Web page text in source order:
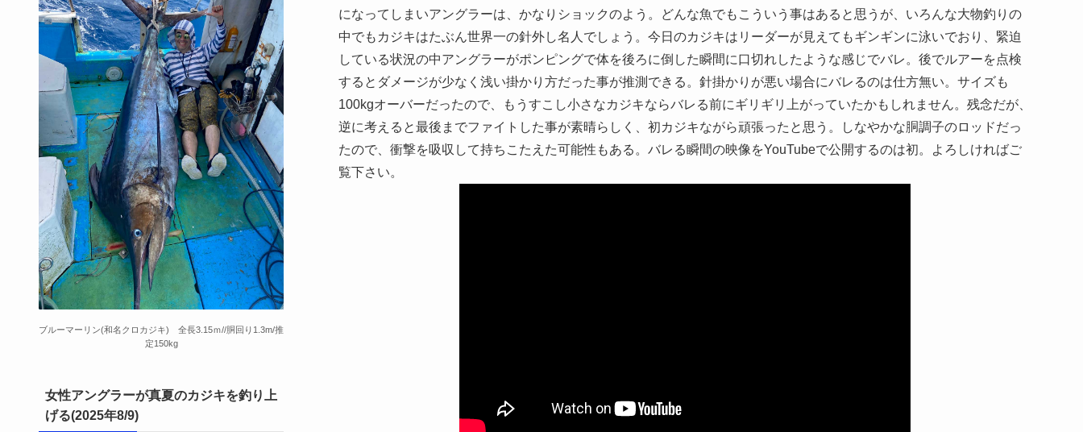
になってしまいアングラーは、かなりショックのよう。どんな魚でもこういう事はあると思うが、いろんな大物釣りの
中でもカジキはたぶん世界一の針外し名人でしょう。今日のカジキはリーダーが見えてもギンギンに泳いでおり、緊迫
している状況の中アングラーがポンピングで体を後ろに倒した瞬間に口切れしたような感じでバレ。後でルアーを点検
するとダメージが少なく浅い掛かり方だった事が推測できる。針掛かりが悪い場合にバレるのは仕方無い。サイズも
100kgオーバーだったので、もうすこし小さなカジキならバレる前にギリギリ上がっていたかもしれません。残念だが、
逆に考えると最後までファイトした事が素晴らしく、初カジキながら頑張ったと思う。しなやかな胴調子のロッドだっ
たので、衝撃を吸収して持ちこたえた可能性もある。バレる瞬間の映像をYouTubeで公開するのは初。よろしければご
覧下さい。
ブルーマーリン(和名クロカジキ) 全長3.15ｍ//胴回り1.3m/推
定150kg
女性アングラーが真夏のカジキを釣り上
げる(2025年8/9)